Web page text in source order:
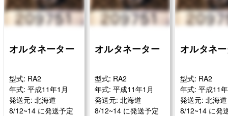
オルタネーター
型式: RA2
年式: 平成11年1月
発送元: 北海道
8/12~14 に発送予定
オルタネーター
型式: RA2
年式: 平成11年1月
発送元: 北海道
8/12~14 に発送予定
オルタネ
型式: RA2
年式: 平成11
発送元: 北海道
8/12~14 に発